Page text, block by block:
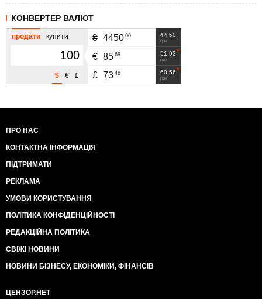
КОНВЕРТЕР ВАЛЮТ
продати купити
£
€
$
44.50
грн
₴ 4450 00
51.93
грн
€ 85 69
60.56
грн
£ 73 48
ПРО НАС
КОНТАКТНА ІНФОРМАЦІЯ
ПІДТРИМАТИ
РЕКЛАМА
УМОВИ КОРИСТУВАННЯ
ПОЛІТИКА КОНФІДЕНЦІЙНОСТІ
РЕДАКЦІЙНА ПОЛІТИКА
СВІЖІ НОВИНИ
НОВИНИ БІЗНЕСУ, ЕКОНОМІКИ, ФІНАНСІВ
ЦЕНЗОР.НЕТ